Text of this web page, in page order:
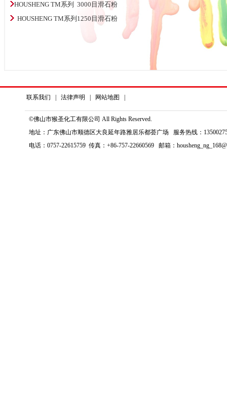
HOUSHENG TM系列 3000目滑石粉
HOUSHENG TM系列1250目滑石粉
联系我们 法律声明 网站地图
©佛山市猴圣化工有限公司 All Rights Reserved.
地址：广东佛山市顺德区大良延年路雅居乐都荟广场 服务热线：
电话：0757-22615759 传真：+86-757-22660569 邮箱：